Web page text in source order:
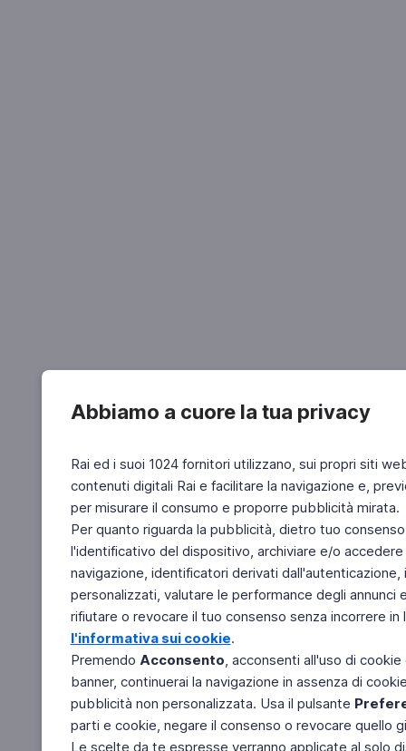
Abbiamo a cuore la tua privacy
Rai ed i suoi 1024 fornitori utilizzano, sui propri siti
contenuti digitali Rai e facilitare la navigazione e,
per misurare il consumo e proporre pubblicità mirata.
Per quanto riguarda la pubblicità, dietro tuo
l'identificativo del dispositivo, archiviare e/o
navigazione, identificatori derivati
personalizzati, valutare le performance degli
rifiutare o revocare il tuo consenso senza incorrere
l'informativa sui cookie.
Premendo Acconsento, acconsenti all'uso di
banner, continuerai la navigazione in assenza di
pubblicità non personalizzata. Usa il pulsante
parti e cookie, negare il consenso o revocare quello
Le scelte da te espresse verranno applicate al solo